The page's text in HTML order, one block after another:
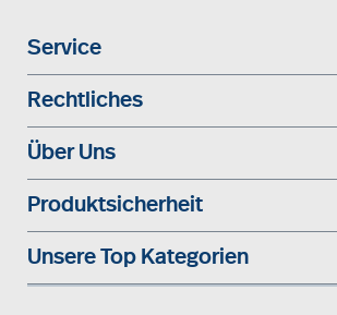
Service
Rechtliches
Über Uns
Produktsicherheit
Unsere Top Kategorien